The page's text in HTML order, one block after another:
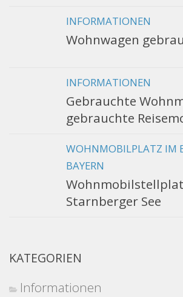
INFORMATIONEN
Wohnwagen
INFORMATIONEN
Gebrauchte
gebrauchte
WOHNMOBILPLATZ IM
BAYERN
Starnberger See
KATEGORIEN
Informationen